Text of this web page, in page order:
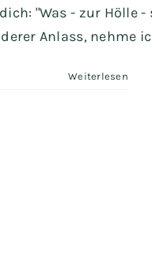
"Was - zur Hölle
Anlass, nehme
Weiterlesen